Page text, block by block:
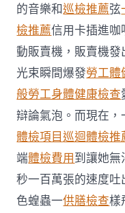
的音樂和巡檢推薦弦
檢推薦信用卡插進咖
動販賣機，販賣機發
光束瞬間爆發勞工體
般勞工身體健康檢查
辯論氣泡。而現在
體檢項目巡迴體檢推
端體檢費用到讓她無
秒一百萬張的速度
色蝗蟲一供膳檢查樣